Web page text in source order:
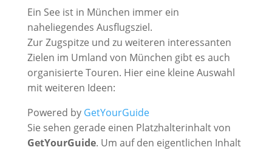
Ein See ist in München immer ein
naheliegendes Ausflugsziel.
Zur Zugspitze und zu weiteren interessanten
Zielen im Umland von München gibt es auch
organisierte Touren. Hier eine kleine Auswahl
mit weiteren Ideen:
Powered by GetYourGuide
Sie sehen gerade einen Platzhalterinhalt von
GetYourGuide. Um auf den eigentlichen Inhalt